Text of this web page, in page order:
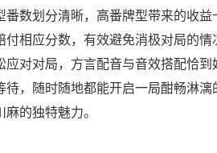
数划分清晰，高番牌型带来的收益
相应分数，有效避免消极对局的情
对对局，方言配音与音效搭配恰到
，随时随地都能开启一局酣畅淋漓
的独特魅力。